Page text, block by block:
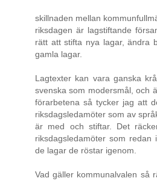
skillnaden mellan
riksdagen är lagstiftande
rätt att stifta nya lagar, ändra
gamla lagar.
Lagtexter kan vara ganska
svenska som modersmål, och
förarbetena så tycker jag att
riksdagsledamöter som av
är med och stiftar. Det
riksdagsledamöter som
de lagar de röstar igenom.
Vad gäller kommunalvalen så